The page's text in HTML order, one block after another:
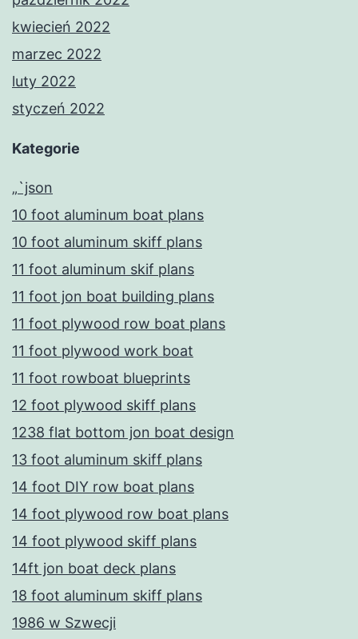
kwiecień 2022
marzec 2022
luty 2022
styczeń 2022
Kategorie
„`json
10 foot aluminum boat plans
10 foot aluminum skiff plans
11 foot aluminum skif plans
11 foot jon boat building plans
11 foot plywood row boat plans
11 foot plywood work boat
11 foot rowboat blueprints
12 foot plywood skiff plans
1238 flat bottom jon boat design
13 foot aluminum skiff plans
14 foot DIY row boat plans
14 foot plywood row boat plans
14 foot plywood skiff plans
14ft jon boat deck plans
18 foot aluminum skiff plans
1986 w Szwecji